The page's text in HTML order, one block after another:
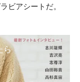
ビアシートだ。
ら